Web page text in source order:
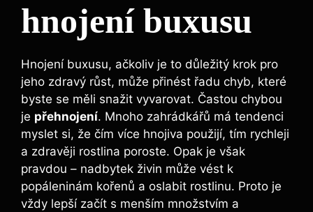
hnojení buxusu
Hnojení buxusu, ačkoliv je to důležitý ‌krok pro
jeho zdravý růst, může ⁣přinést ⁤řadu chyb, které
byste se měli snažit vyvarovat. Častou ‍chybou
je přehnojení. Mnoho zahrádkářů má tendenci
myslet si, že čím více hnojiva ‍použijí, tím rychleji
​a zdravěji rostlina poroste. Opak je však
pravdou – nadbytek živin může ⁣vést k
popáleninám kořenů a oslabit rostlinu. Proto ​je
vždy lepší začít s menším množstvím a